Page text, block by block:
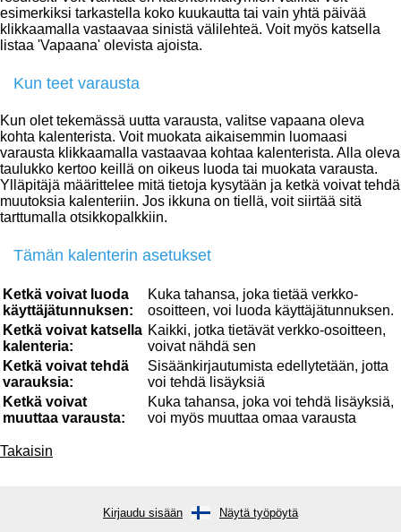
esimerkiksi tarkastella koko kuukautta tai vain yhtä päivää
klikkaamalla vastaavaa sinistä välilehteä. Voit myös katsella
listaa 'Vapaana' olevista ajoista.
Kun teet varausta
Kun olet tekemässä uutta varausta, valitse vapaana oleva
kohta kalenterista. Voit muokata aikaisemmin luomaasi
varausta klikkaamalla vastaavaa kohtaa kalenterista. Alla oleva
taulukko kertoo keillä on oikeus luoda tai muokata varausta.
Ylläpitäjä määrittelee mitä tietoja kysytään ja ketkä voivat tehdä
muutoksia kalenteriin. Jos ikkuna on tiellä, voit siirtää sitä
tarttumalla otsikkopalkkiin.
Tämän kalenterin asetukset
Ketkä voivat luoda
käyttäjätunnuksen:
Kuka tahansa, joka tietää verkko-
osoitteen, voi luoda käyttäjätunnuksen.
Ketkä voivat katsella
kalenteria:
Kaikki, jotka tietävät verkko-osoitteen,
voivat nähdä sen
Ketkä voivat tehdä
varauksia:
Sisäänkirjautumista edellytetään, jotta
voi tehdä lisäyksiä
Ketkä voivat
muuttaa varausta:
Kuka tahansa, joka voi tehdä lisäyksiä,
voi myös muuttaa omaa varausta
Takaisin
Kirjaudu sisään Näytä työpöytä